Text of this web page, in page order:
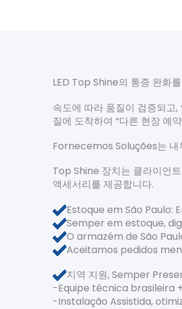
LED Top Shine의 통증 완화
속도에 따라 품질이 검증되고
질에 도착하여 “다른 현장 예
Fornecemos Soluções는 내
Top Shine 장치는 클라이언
액세서리를 제공합니다.
Estoque em São Paulo:
Semper em estoque,
O armazém de São
Aceitamos pedidos
지역 지원, Semper
-Equipe técnica brasileira
-Instalação Assistida,